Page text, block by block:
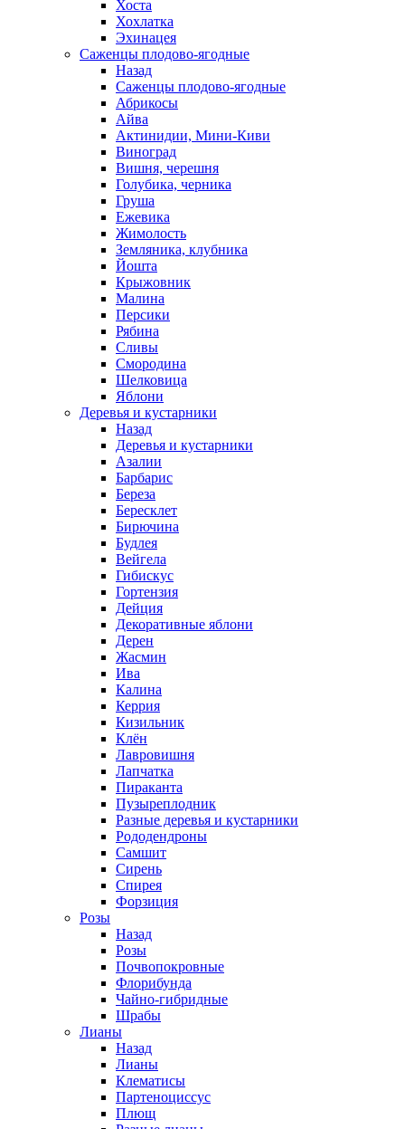
Хоста
Хохлатка
Эхинацея
Саженцы плодово-ягодные
Назад
Саженцы плодово-ягодные
Абрикосы
Айва
Актинидии, Мини-Киви
Виноград
Вишня, черешня
Голубика, черника
Груша
Ежевика
Жимолость
Земляника, клубника
Йошта
Крыжовник
Малина
Персики
Рябина
Сливы
Смородина
Шелковица
Яблони
Деревья и кустарники
Назад
Деревья и кустарники
Азалии
Барбарис
Береза
Бересклет
Бирючина
Будлея
Вейгела
Гибискус
Гортензия
Дейция
Декоративные яблони
Дерен
Жасмин
Ива
Калина
Керрия
Кизильник
Клён
Лавровишня
Лапчатка
Пираканта
Пузыреплодник
Разные деревья и кустарники
Рододендроны
Самшит
Сирень
Спирея
Форзиция
Розы
Назад
Розы
Почвопокровные
Флорибунда
Чайно-гибридные
Шрабы
Лианы
Назад
Лианы
Клематисы
Партеноциссус
Плющ